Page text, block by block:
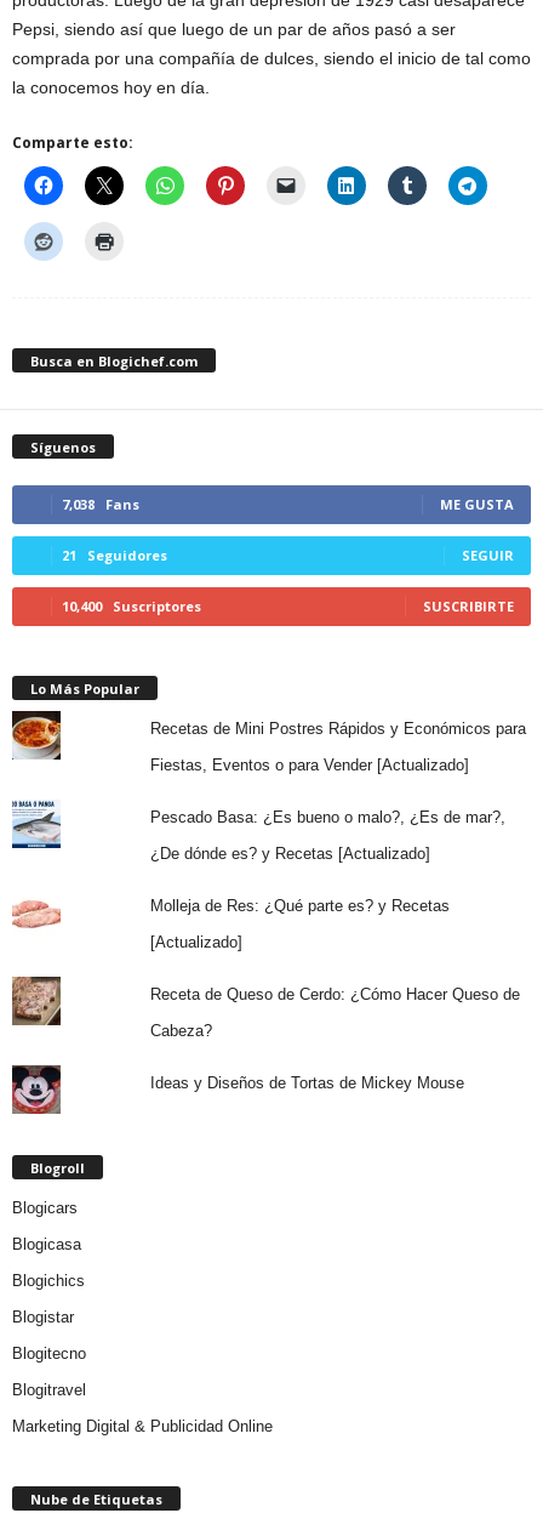
Pepsi, siendo así que luego de un par de años pasó a ser
comprada por una compañía de dulces, siendo el inicio de tal como
la conocemos hoy en día.
Comparte esto:
Busca en Blogichef.com
Síguenos
7,038 Fans ME GUSTA
21 Seguidores SEGUIR
10,400 Suscriptores SUSCRIBIRTE
Lo Más Popular
Recetas de Mini Postres Rápidos y Económicos para
Fiestas, Eventos o para Vender [Actualizado]
Pescado Basa: ¿Es bueno o malo?, ¿Es de mar?,
¿De dónde es? y Recetas [Actualizado]
Molleja de Res: ¿Qué parte es? y Recetas
[Actualizado]
Receta de Queso de Cerdo: ¿Cómo Hacer Queso de
Cabeza?
Ideas y Diseños de Tortas de Mickey Mouse
Blogroll
Blogicars
Blogicasa
Blogichics
Blogistar
Blogitecno
Blogitravel
Marketing Digital & Publicidad Online
Nube de Etiquetas